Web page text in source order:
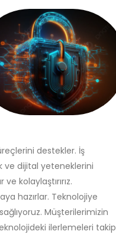
destekler. İş
ve dijital yeteneklerini
kolaylaştırırız.
hazırlar. Teknolojiye
Müşterilerimizin
ilerlemeleri takip